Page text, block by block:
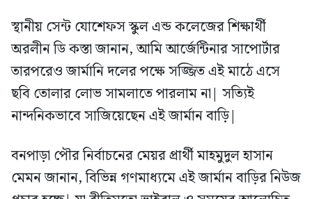
স্থানীয় সেন্ট যোশেফস স্কুল এন্ড কলেজের শিক্ষার্থী
অরলীন ডি কস্তা জানান, আমি আর্জেন্টিনার সাপোর্টার
তারপরেও জার্মানি দলের পক্ষে সজ্জিত এই মাঠে এসে
ছবি তোলার লোভ সামলাতে পারলাম না| সত্যিই
নান্দনিকভাবে সাজিয়েছেন এই জার্মান বাড়ি|
বনপাড়া পৌর নির্বাচনের মেয়র প্রার্থী মাহমুদুল হাসান
মেমন জানান, বিভিন্ন গণমাধ্যমে এই জার্মান বাড়ির নিউজ